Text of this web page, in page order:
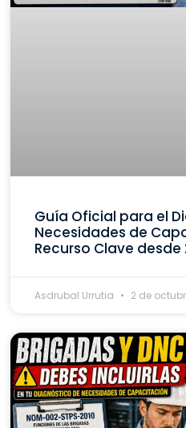
Guía Oficial para el
Necesidades de
Recurso Clave desde
Asdrubal Urrutia 2 de